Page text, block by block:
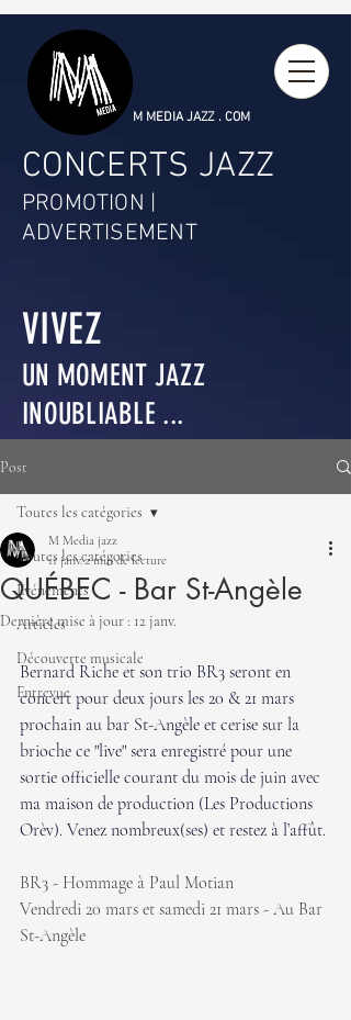
M MEDIA JAZZ . COM
CONCERTS JAZZ
PROMOTION |
ADVERTISEMENT
VIVEZ
UN MOMENT JAZZ
INOUBLIABLE ...
Post
Toutes les catégories
Événements
Articles
Découverte musicale
Entrevue
Toutes les catégories
QUÉBEC - Bar St-Angèle
M Media jazz
11 janv.2 min de lecture
Dernière mise à jour : 12 janv.
Bernard Riche et son trio BR3 seront en
concert pour deux jours les 20 & 21 mars
prochain au bar St-Angèle et cerise sur la
brioche ce "live" sera enregistré pour une
sortie officielle courant du mois de juin avec
ma maison de production (Les Productions
Orèv). Venez nombreux(ses) et restez à l’affût.
BR3 - Hommage à Paul Motian
Vendredi 20 mars et samedi 21 mars - Au Bar
St-Angèle